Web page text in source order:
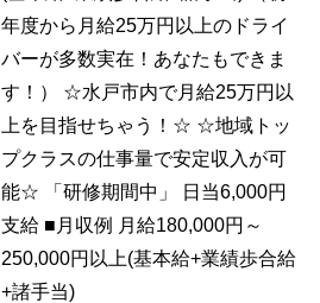
年度から月給25万円以上のドライ
バーが多数実在！あなたもできま
す！） ☆水戸市内で月給25万円以
上を目指せちゃう！☆ ☆地域トッ
プクラスの仕事量で安定収入が可
能☆ 「研修期間中」 日当6,000円
支給 ■月収例 月給180,000円～
250,000円以上(基本給+業績歩合給
+諸手当)